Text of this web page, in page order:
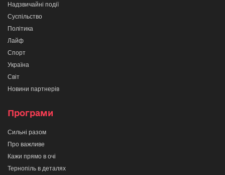
Надзвичайні події
Суспільство
Політика
Лайф
Спорт
Україна
Світ
Новини партнерів
Програми
Сильні разом
Про важливе
Кажи прямо в очі
Тернопіль в деталях